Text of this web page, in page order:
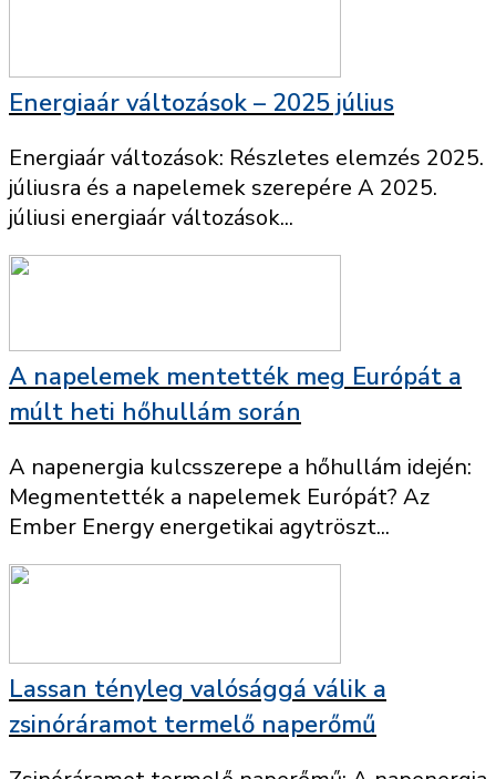
Energiaár változások – 2025 július
Energiaár változások: Részletes elemzés 2025.
júliusra és a napelemek szerepére A 2025.
júliusi energiaár változások...
A napelemek mentették meg Európát a
múlt heti hőhullám során
A napenergia kulcsszerepe a hőhullám idején:
Megmentették a napelemek Európát? Az
Ember Energy energetikai agytröszt...
Lassan tényleg valósággá válik a
zsinóráramot termelő naperőmű